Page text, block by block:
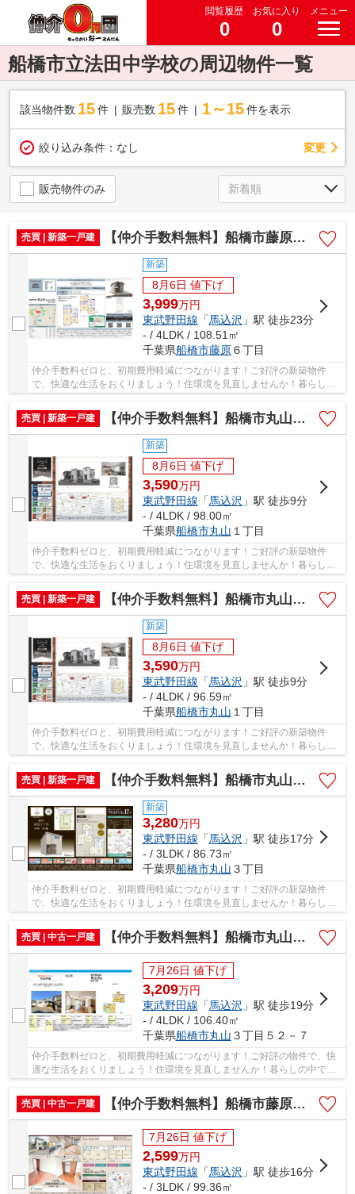
閲覧履歴
0
お気に入り
0
メニュー
船橋市立法田中学校の周辺物件一覧
該当物件数 15件 販売数 15 件 1～15 件を表示
絞り込み条件： なし 変更
販売物件のみ
売買 | 新築一戸建 【仲介手数料無料】船橋市藤原 新築戸建て
新築
8月6日 値下げ
3,999万円
東武野田線 「馬込沢 」駅 徒歩23分
- / 4LDK / 108.51㎡
千葉県船橋市藤原６丁目
仲介手数料ゼロと、初期費用軽減につながります！ご好評の新築物件
で、快適な生活をおくりましょう！住環境を見直しませんか！暮らしの
売買 | 新築一戸建
【仲介手数料無料】船橋市丸山 新築戸建て
新築
8月6日 値下げ
3,590万円
東武野田線 「馬込沢 」駅 徒歩9分
- / 4LDK / 98.00㎡
千葉県船橋市丸山 １丁目
仲介手数料ゼロと、初期費用軽減につながります！ご好評の新築物件
で、快適な生活をおくりましょう！住環境を見直しませんか！暮らしの
売買 | 新築一戸建
【仲介手数料無料】船橋市丸山 新築戸建て
新築
8月6日 値下げ
3,590万円
東武野田線 「馬込沢 」駅 徒歩9分
- / 4LDK / 96.59㎡
千葉県船橋市丸山 １丁目
仲介手数料ゼロと、初期費用軽減につながります！ご好評の新築物件
で、快適な生活をおくりましょう！住環境を見直しませんか！暮らしの
売買 | 新築一戸建
【仲介手数料無料】船橋市丸山 新築戸建て
新築
3,280万円
東武野田線 「馬込沢 」駅 徒歩17分
- / 3LDK / 86.73㎡
千葉県船橋市丸山 ３丁目
仲介手数料ゼロと、初期費用軽減につながります！ご好評の新築物件
で、快適な生活をおくりましょう！住環境を見直しませんか！暮らしの
売買 | 中古一戸建
【仲介手数料無料】船橋市丸山 中古戸建て
7月26日 値下げ
3,209万円
東武野田線 「馬込沢 」駅 徒歩19分
- / 4LDK / 106.40㎡
千葉県船橋市丸山 ３丁目５２－７
仲介手数料ゼロと、初期費用軽減につながります！ご好評の物件で、快
適な生活をおくりましょう！住環境を見直しませんか！暮らしの中で
も、住居は充実した生活を送るための大きな役割...
売買 | 中古一戸建
【仲介手数料無料】船橋市藤原 中古戸建て
7月26日 値下げ
2,599万円
東武野田線 「馬込沢 」駅 徒歩16分
- / 3LDK / 99.36㎡